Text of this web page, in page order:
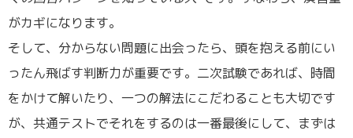
がカギになります。
そして、分からない問題に出会ったら、頭を抱える前にい
ったん飛ばす判断力が重要です。二次試験であれば、時間
をかけて解いたり、一つの解法にこだわることも大切です
が、共通テストでそれをするのは一番最後にして、まずは